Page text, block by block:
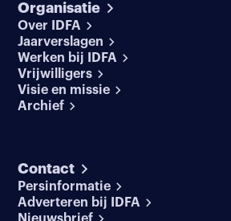
Organisatie
Over IDFA
Jaarverslagen
Werken bij IDFA
Vrijwilligers
Visie en missie
Archief
Contact
Persinformatie
Adverteren bij IDFA
Nieuwsbrief